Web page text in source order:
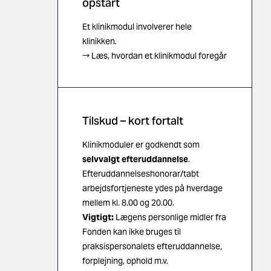
Et klinikmodul involverer hele
klinikken.
→ Læs, hvordan et klinikmodul foregår
Tilskud – kort fortalt
Klinikmoduler er godkendt som
selvvalgt efteruddannelse.
Efteruddannelseshonorar/tabt
arbejdsfortjeneste ydes på hverdage
mellem kl. 8.00 og 20.00.
Vigtigt: Lægens personlige midler fra
Fonden kan ikke bruges til
praksispersonalets efteruddannelse,
forplejning, ophold m.v.